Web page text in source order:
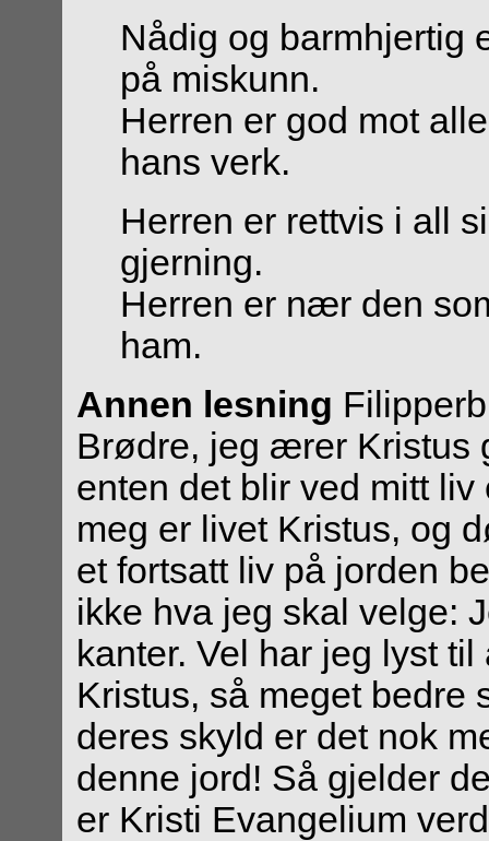
Nådig og barmhjertig
på miskunn.
Herren er god mot
hans verk.
Herren er rettvis i all
gjerning.
Herren er nær den
ham.
Annen lesning
Brødre, jeg ærer Kristus
enten det blir ved mitt
meg er livet Kristus, og
et fortsatt liv på jorden
ikke hva jeg skal velge:
kanter. Vel har jeg lyst
Kristus, så meget
deres skyld er det nok
denne jord! Så gjelder
er Kristi Evangelium